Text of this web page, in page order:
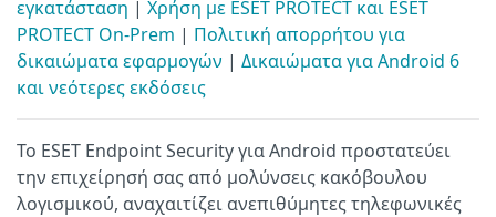
εγκατάσταση | Χρήση με ESET PROTECT και ESET
PROTECT On-Prem | Πολιτική απορρήτου για
δικαιώματα εφαρμογών | Δικαιώματα για Android 6
και νεότερες εκδόσεις
Το ESET Endpoint Security για Android προστατεύει
την επιχείρησή σας από μολύνσεις κακόβουλου
λογισμικού, αναχαιτίζει ανεπιθύμητες τηλεφωνικές